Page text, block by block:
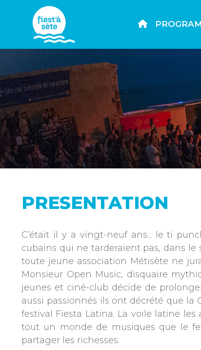
PRESENTATION
C’était il y a vingt-neuf ans... le ti
cubains qui ne tarderaient pas, dans le
toute jeune association Métisète ne
Monsieur Open Music, disquaire
jeunes et ciné-club décide de
aussi passionnés ils ont décrété que
festival Fiesta Latina. La voile latine les
tout un monde de musiques que le
partager les richesses.